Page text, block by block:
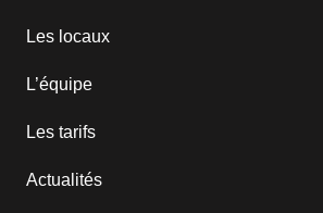
Les locaux
L’équipe
Les tarifs
Actualités